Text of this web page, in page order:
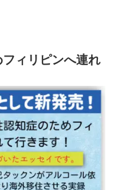
ィリピンへ連れ